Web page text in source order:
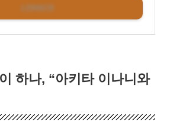
LOHACO
하나, “아키타 이나니와